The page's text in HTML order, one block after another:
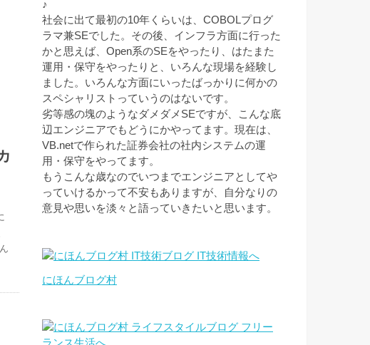
♪
社会に出て最初の10年くらいは、COBOLプログ
ラマ兼SEでした。その後、インフラ方面に行った
かと思えば、Open系のSEをやったり、はたまた
運用・保守をやったりと、いろんな現場を経験し
ました。いろんな方面にいったばっかりに何かの
スペシャリストっていうのはないです。
劣等感の塊のようなダメダメSEですが、こんな底
辺エンジニアでもどうにかやってます。現在は、
VB.netで作られた証券会社の社内システムの運
用・保守をやってます。
もうこんな歳なのでいつまでエンジニアとしてや
っていけるかって不安もありますが、自分なりの
意見や思いを淡々と語っていきたいと思います。
にほんブログ村